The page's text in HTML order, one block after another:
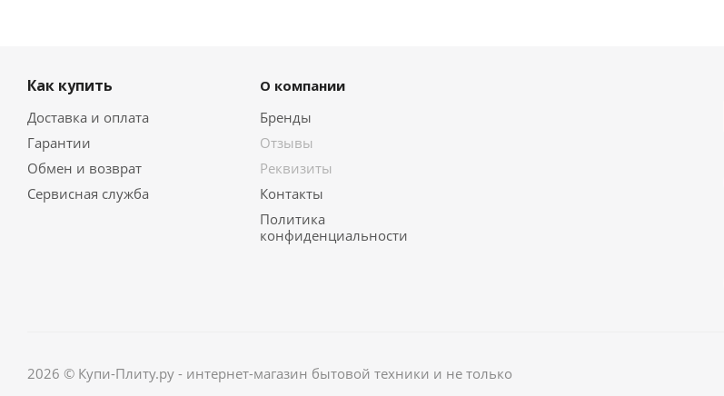
Как купить
Доставка и оплата
Гарантии
Обмен и возврат
Сервисная служба
О компании
Бренды
Отзывы
Реквизиты
Контакты
Политика
конфиденциальности
2026 © Купи-Плиту.ру - интернет-магазин бытовой техники и не только